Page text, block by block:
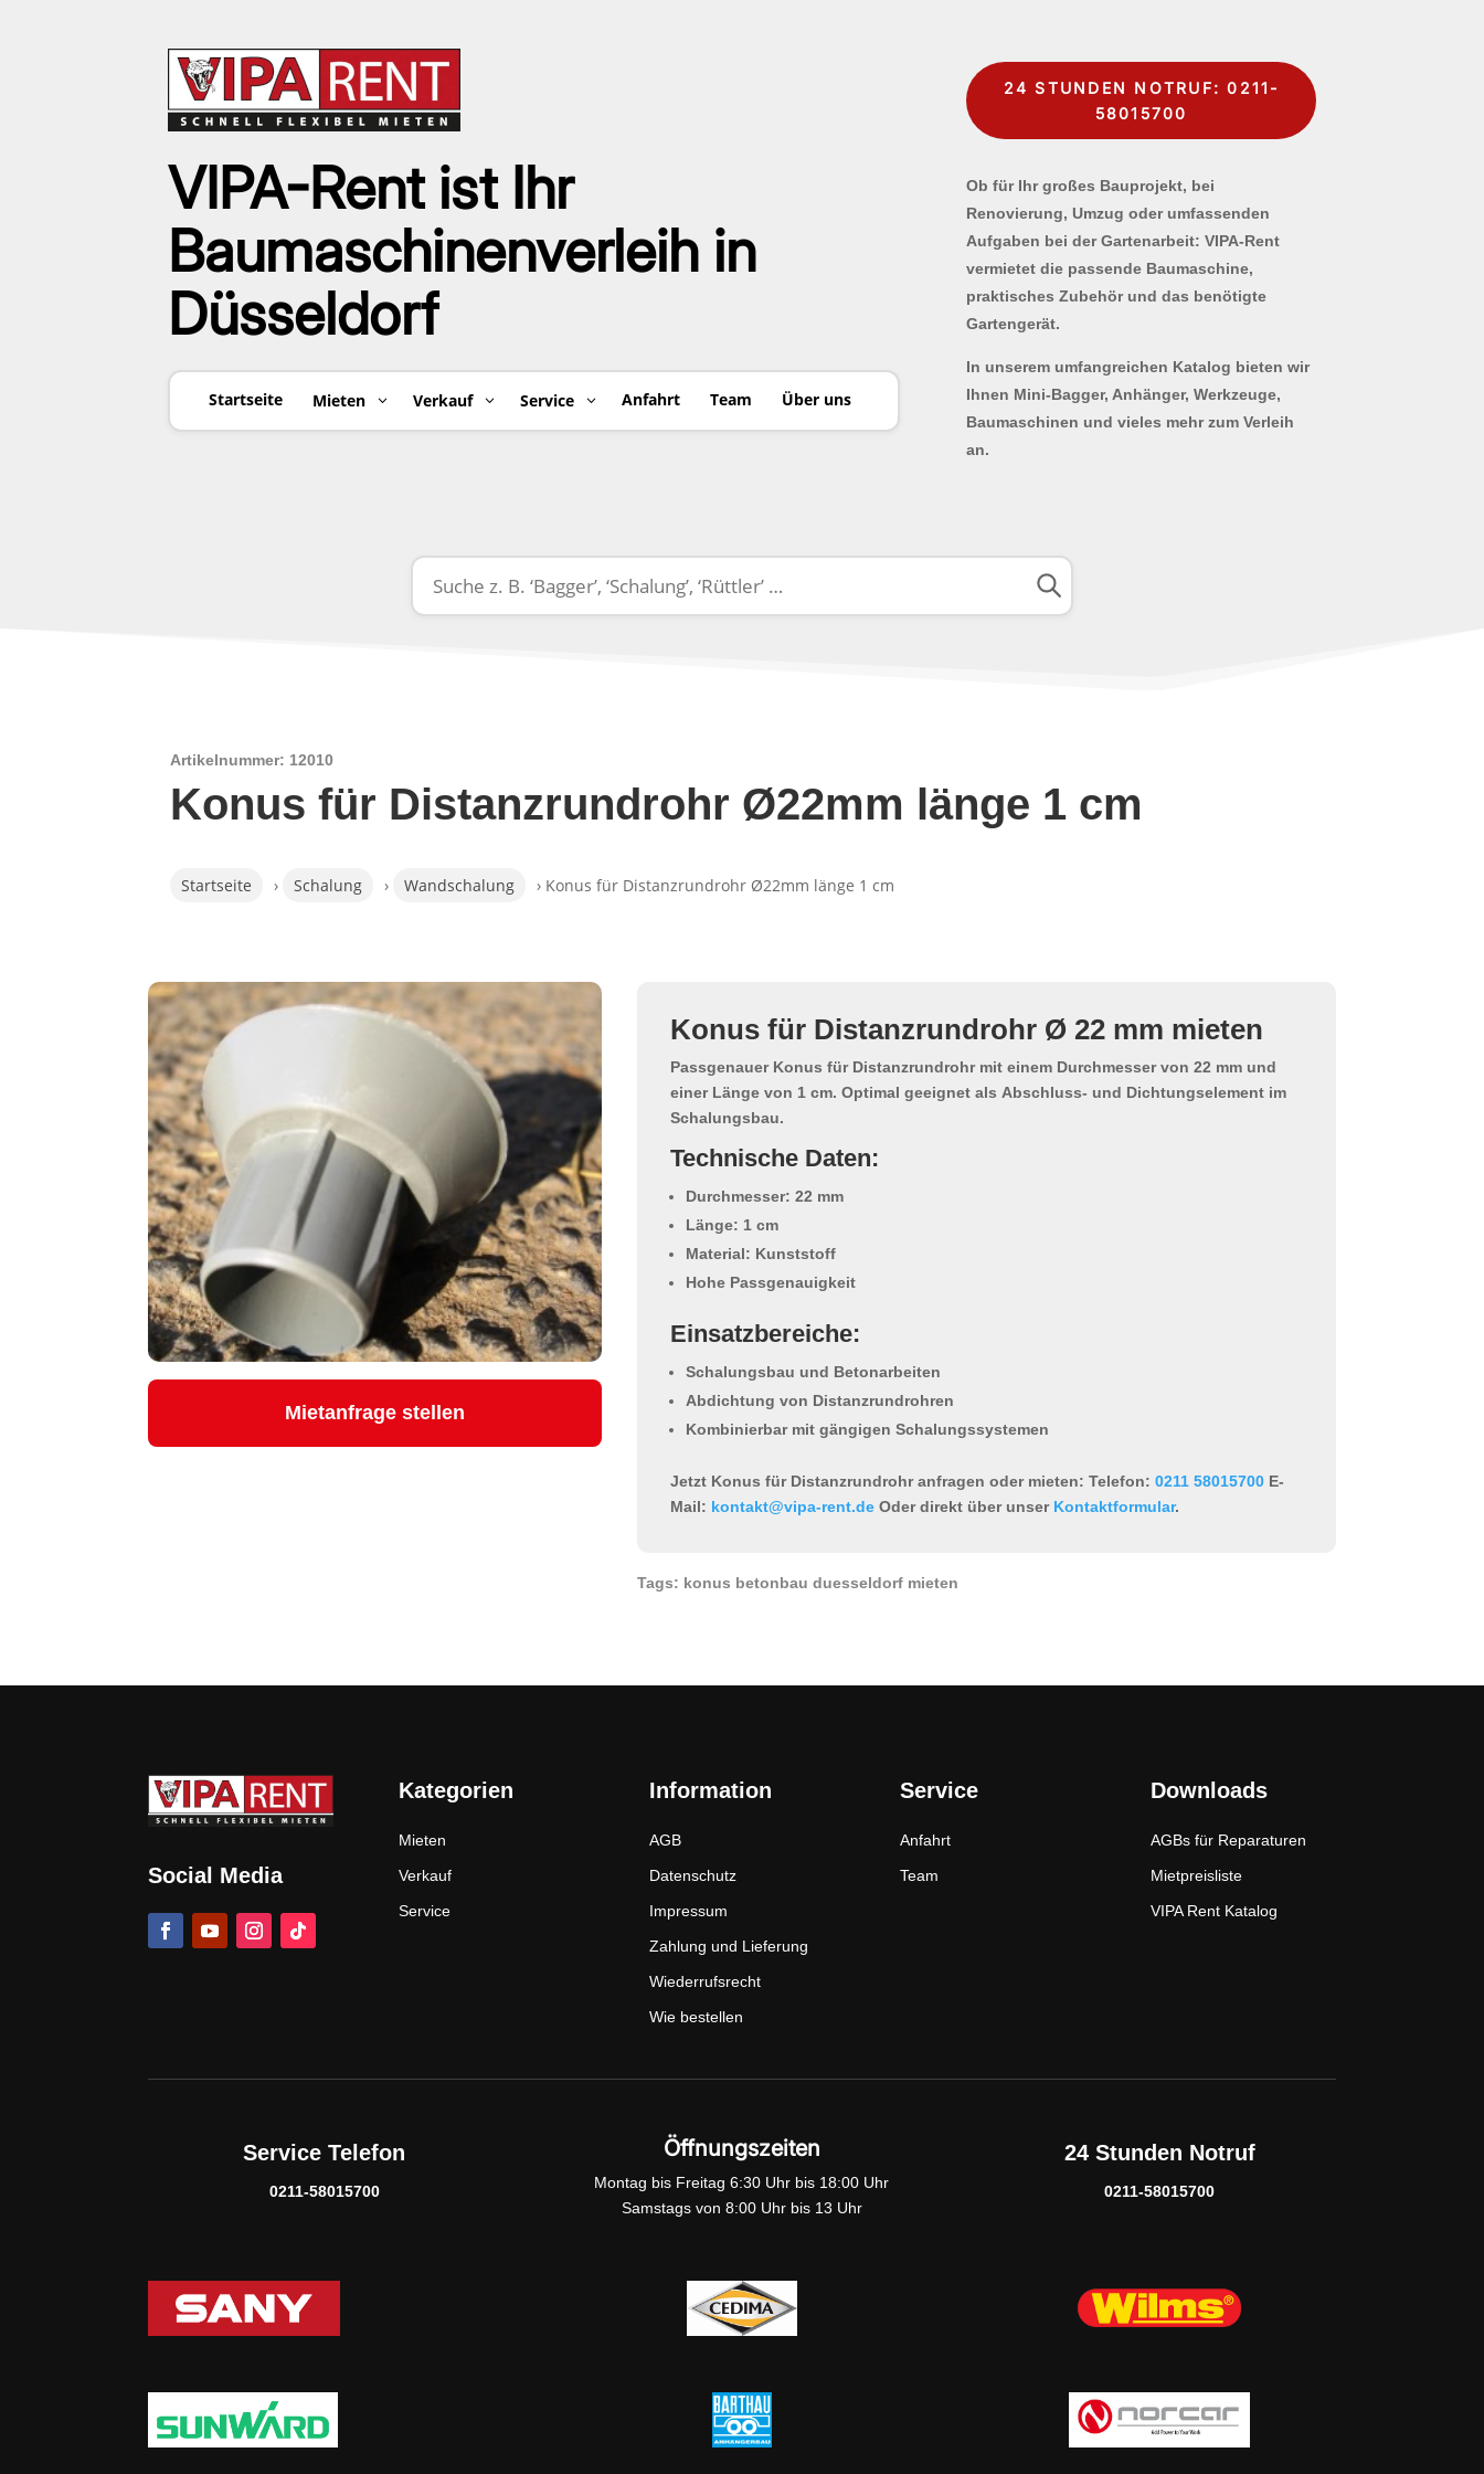
VIPA-Rent ist Ihr
Baumaschinenverleih in
Düsseldorf
Startseite Mieten Verkauf Service Anfahrt Team Über uns
24 STUNDEN NOTRUF: 0211-
58015700
Ob für Ihr großes Bauprojekt, bei
Renovierung, Umzug oder umfassenden
Aufgaben bei der Gartenarbeit: VIPA-Rent
vermietet die passende Baumaschine,
praktisches Zubehör und das benötigte
Gartengerät.
In unserem umfangreichen Katalog bieten wir
Ihnen Mini-Bagger, Anhänger, Werkzeuge,
Baumaschinen und vieles mehr zum Verleih
an.
Artikelnummer: 12010
Konus für Distanzrundrohr Ø22mm länge 1 cm
Startseite › Schalung › Wandschalung › Konus für Distanzrundrohr Ø22mm länge 1 cm
Mietanfrage stellen
Konus für Distanzrundrohr Ø 22 mm mieten
Passgenauer Konus für Distanzrundrohrmit einem Durchmesser von 22 mm und
einer Länge von 1 cm. Optimal geeignet alsAbschluss- und Dichtungselement im
Schalungsbau.
Technische Daten:
Durchmesser: 22 mm
Länge: 1 cm
Material: Kunststoff
Hohe Passgenauigkeit
Einsatzbereiche:
Schalungsbau und Betonarbeiten
Abdichtung von Distanzrundrohren
Kombinierbar mit gängigen Schalungssystemen
Jetzt Konus für Distanzrundrohr anfragen oder mieten: Telefon:0211 58015700 E-
Mail: kontakt@vipa-rent.de Oder direkt über unser Kontaktformular.
Tags: konus betonbau duesseldorf mieten
Social Media
Kategorien
Mieten
Verkauf
Service
Information
AGB
Datenschutz
Impressum
Zahlung und Lieferung
Wiederrufsrecht
Wie bestellen
Service
Anfahrt
Team
Downloads
AGBs für Reparaturen
Mietpreisliste
VIPA Rent Katalog
Service Telefon
0211-58015700
Öffnungszeiten
Montag bis Freitag 6:30 Uhr bis 18:00 Uhr
Samstags von 8:00 Uhr bis 13 Uhr
24 Stunden Notruf
0211-58015700